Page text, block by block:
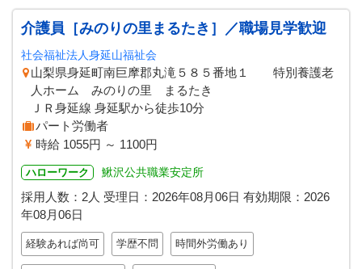
介護員［みのりの里まるたき］／職場見学歓迎
社会福祉法人身延山福祉会
山梨県身延町南巨摩郡丸滝５８５番地１ 特別養護老
人ホーム みのりの里 まるたき
ＪＲ身延線 身延駅から徒歩10分
パート労働者
時給 1055円 ～ 1100円
ハローワーク 鰍沢公共職業安定所
採用人数：2人 受理日： 2026年08月06日 有効期限： 2026
年08月06日
経験あれば尚可 学歴不問 時間外労働あり